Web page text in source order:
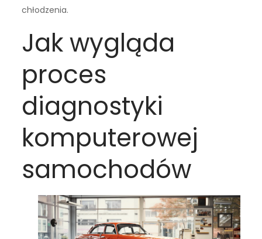
chłodzenia.
Jak wygląda
proces
diagnostyki
komputerowej
samochodów